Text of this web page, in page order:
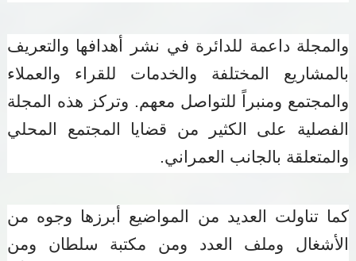
والمجلة داعمة للدائرة في نشر أهدافها والتعريف
بالمشاريع المختلفة والخدمات للقراء والعملاء
والمجتمع ومنبراً للتواصل معهم. وتركز هذه المجلة
الفصلية على الكثير من قضايا المجتمع المحلي
والمتعلقة بالجانب العمراني .
كما تناولت العديد من المواضيع أبرزها وجوه من
الأشغال وملف العدد ومن مكتبة سلطان ومن